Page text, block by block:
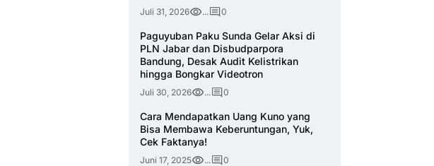
Juli 31, 2026 ... 0
Paguyuban Paku Sunda Gelar Aksi di
PLN Jabar dan Disbudparpora
Bandung, Desak Audit Kelistrikan
hingga Bongkar Videotron
Juli 30, 2026 ... 0
Cara Mendapatkan Uang Kuno yang
Bisa Membawa Keberuntungan, Yuk,
Cek Faktanya!
Juni 17, 2025 ... 0